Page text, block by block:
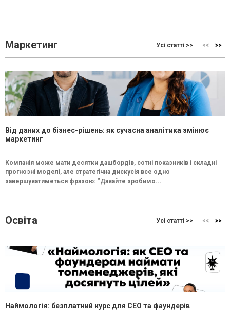
Маркетинг Усі статті >>
Від даних до бізнес-рішень: як сучасна аналітика змінює
маркетинг
Компанія може мати десятки дашбордів, сотні показників і складні
прогнозні моделі, але стратегічна дискусія все одно
завершуватиметься фразою: “Давайте зробимо...
Освіта Усі статті >>
Наймологія: безплатний курс для CEO та фаундерів